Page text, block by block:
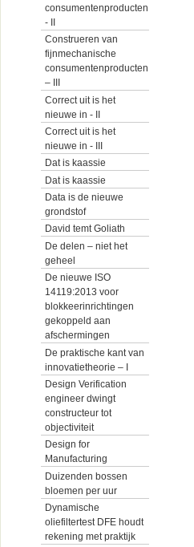
consumentenproducten
- II
Construeren van
fijnmechanische
consumentenproducten
– III
Correct uit is het
nieuwe in - II
Correct uit is het
nieuwe in - III
Dat is kaassie
Dat is kaassie
Data is de nieuwe
grondstof
David temt Goliath
De delen – niet het
geheel
De nieuwe ISO
14119:2013 voor
blokkeerinrichtingen
gekoppeld aan
afschermingen
De praktische kant van
innovatietheorie – I
Design Verification
engineer dwingt
constructeur tot
objectiviteit
Design for
Manufacturing
Duizenden bossen
bloemen per uur
Dynamische
oliefiltertest DFE houdt
rekening met praktijk